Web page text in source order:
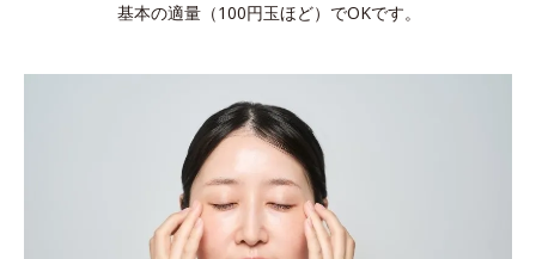
基本の適量（100円玉ほど）でOKです。